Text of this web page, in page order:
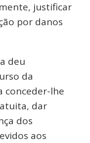
justificar
por danos
deu
da
conceder-lhe
dar
dos
aos